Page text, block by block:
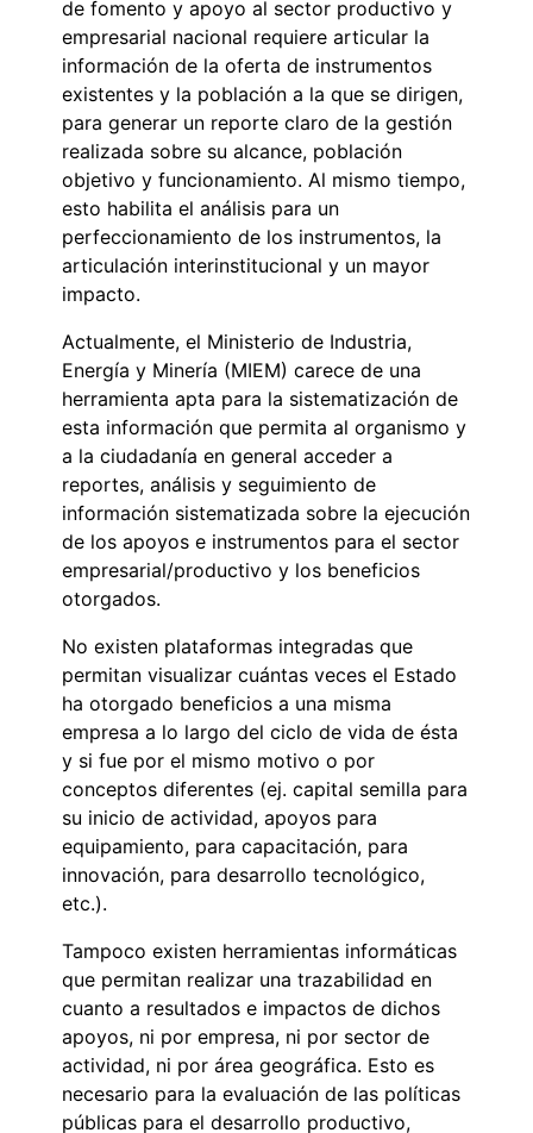
de fomento y apoyo al sector productivo y
empresarial nacional requiere articular la
información de la oferta de instrumentos
existentes y la población a la que se dirigen,
para generar un reporte claro de la gestión
realizada sobre su alcance, población
objetivo y funcionamiento. Al mismo tiempo,
esto habilita el análisis para un
perfeccionamiento de los instrumentos, la
articulación interinstitucional y un mayor
impacto.
Actualmente, el Ministerio de Industria,
Energía y Minería (MIEM) carece de una
herramienta apta para la sistematización de
esta información que permita al organismo y
a la ciudadanía en general acceder a
reportes, análisis y seguimiento de
información sistematizada sobre la ejecución
de los apoyos e instrumentos para el sector
empresarial/productivo y los beneficios
otorgados.
No existen plataformas integradas que
permitan visualizar cuántas veces el Estado
ha otorgado beneficios a una misma
empresa a lo largo del ciclo de vida de ésta
y si fue por el mismo motivo o por
conceptos diferentes (ej. capital semilla para
su inicio de actividad, apoyos para
equipamiento, para capacitación, para
innovación, para desarrollo tecnológico,
etc.).
Tampoco existen herramientas informáticas
que permitan realizar una trazabilidad en
cuanto a resultados e impactos de dichos
apoyos, ni por empresa, ni por sector de
actividad, ni por área geográfica. Esto es
necesario para la evaluación de las políticas
públicas para el desarrollo productivo,